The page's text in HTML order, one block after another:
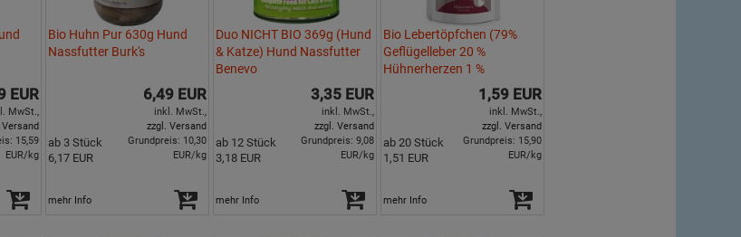
EUR
MwSt.,
Versand
15,59
EUR/kg
Bio Huhn Pur 630g Hund
Nassfutter Burk's
6,49 EUR
inkl. MwSt.,
zzgl. Versand
ab 3 Stück
6,17 EUR
Grundpreis: 10,30
EUR/kg
mehr Info
Duo NICHT BIO 369g (Hund
& Katze) Hund Nassfutter
Benevo
3,35 EUR
inkl. MwSt.,
zzgl. Versand
ab 12 Stück
3,18 EUR
Grundpreis: 9,08
EUR/kg
mehr Info
Bio Lebertöpfchen (79%
Geflügelleber 20 %
Hühnerherzen 1 %
Flohsamen) 100g Hund
Nassfutter Herrmann
1,59 EUR
inkl. MwSt.,
zzgl. Versand
ab 20 Stück
1,51 EUR
Grundpreis: 15,90
EUR/kg
mehr Info